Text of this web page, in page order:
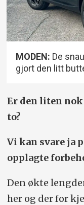
MODEN: De
gjort den litt
Er den liten
to?
Vi kan svare ja
opplagte
Den økte
her og der for